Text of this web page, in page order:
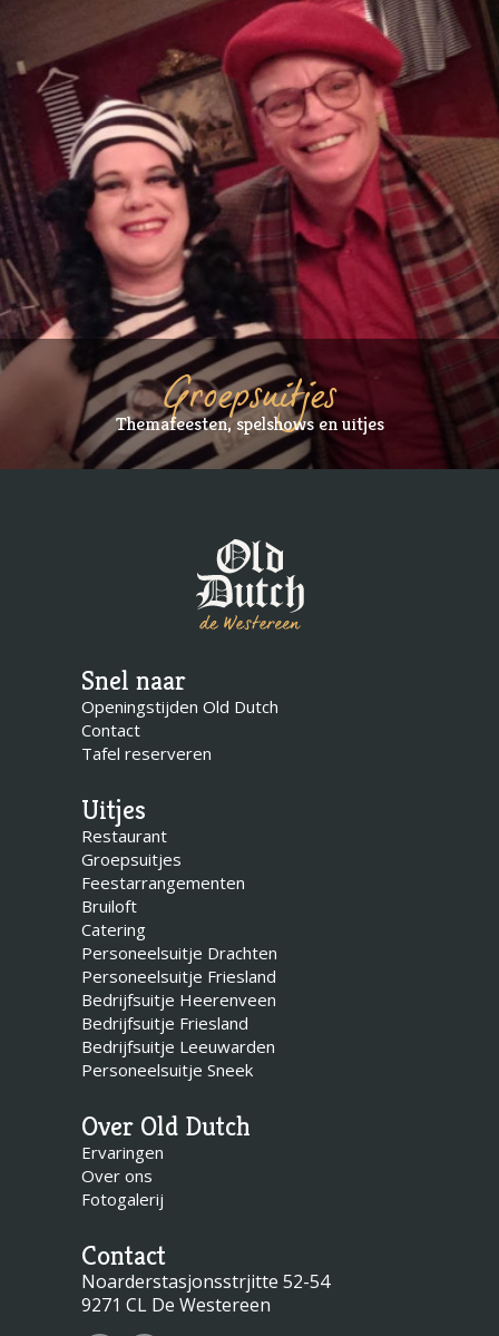
Groepsuitjes
Themafeesten, spelshows en uitjes
Snel naar
Openingstijden Old Dutch
Contact
Tafel reserveren
Uitjes
Restaurant
Groepsuitjes
Feestarrangementen
Bruiloft
Catering
Personeelsuitje Drachten
Personeelsuitje Friesland
Bedrijfsuitje Heerenveen
Bedrijfsuitje Friesland
Bedrijfsuitje Leeuwarden
Personeelsuitje Sneek
Over Old Dutch
Ervaringen
Over ons
Fotogalerij
Contact
Noarderstasjonsstrjitte 52-54
9271 CL De Westereen